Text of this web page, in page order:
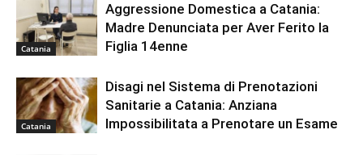
Catania
Aggressione Domestica a Catania:
Madre Denunciata per Aver Ferito la
Figlia 14enne
Catania
Disagi nel Sistema di Prenotazioni
Sanitarie a Catania: Anziana
Impossibilitata a Prenotare un Esame